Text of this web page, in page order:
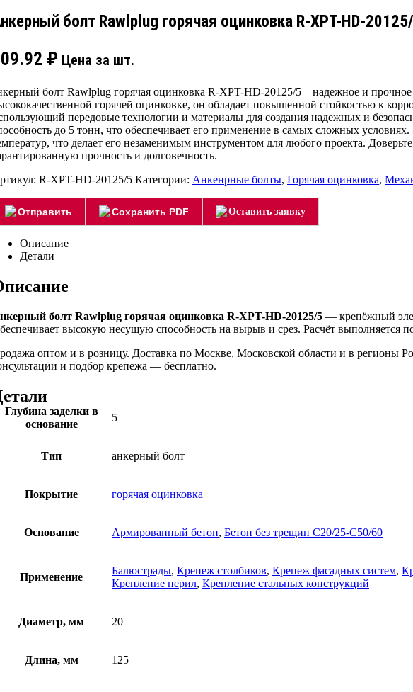
болт Rawlplug горячая оцинковка R-XPT-HD-
₽ Цена за шт.
болт Rawlplug горячая оцинковка R-XPT-HD-20125/5 – надежное и
горячей оцинковке, он обладает повышенной стойкостью к
передовые технологии и материалы для создания надежных и
до 5 тонн, что обеспечивает его применение в самых сложных
что делает его незаменимым инструментом для любого проекта.
прочность и долговечность.
R-XPT-HD-20125/5 Категории: Анкенрные болты, Горячая оцинковка,
Отправить Сохранить PDF Оставить заявку
Описание
Детали
болт Rawlplug горячая оцинковка R-XPT-HD-20125/5 — крепёжный
высокую несущую способность на вырыв и срез. Расчёт выполняется
оптом и в розницу. Доставка по Москве, Московской области и в регионы
и подбор крепежа — бесплатно.
Глубина заделки в
основание
5
Тип анкерный болт
Покрытие горячая оцинковка
Основание Армированный бетон, Бетон без трещин C20/25-C50/60
Применение
Балюстрады, Крепеж столбиков, Крепеж фасадных систем,
Крепление перил, Крепление стальных конструкций
Диаметр, мм 20
Длина, мм 125